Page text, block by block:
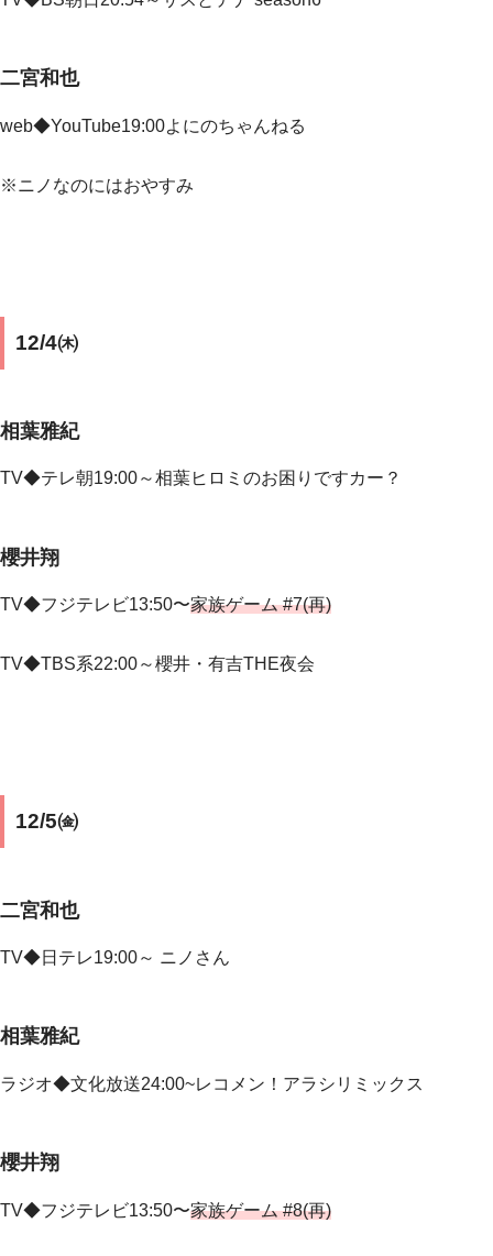
二宮和也
web◆YouTube19:00よにのちゃんねる
※ニノなのにはおやすみ
12/4㈭
相葉雅紀
TV◆テレ朝19:00～相葉ヒロミのお困りですカー？
櫻井翔
TV◆フジテレビ13:50〜家族ゲーム #7(再)
TV◆TBS系22:00～櫻井・有吉THE夜会
12/5㈮
二宮和也
TV◆日テレ19:00～ ニノさん
相葉雅紀
ラジオ◆文化放送24:00~レコメン！アラシリミックス
櫻井翔
TV◆フジテレビ13:50〜家族ゲーム #8(再)